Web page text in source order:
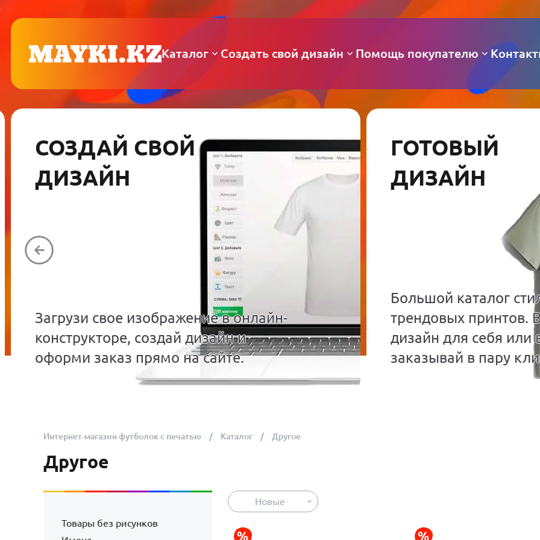
Каталог Создать свой дизайн Помощь покупателю
СОЗДАЙ СВОЙ
ДИЗАЙН
Загрузи свое изображение в онлайн-
конструкторе, создай дизайн и
оформи заказ прямо на сайте.
ГОТОВЫЙ
ДИЗАЙН
Большой каталог
трендовых принтов.
дизайн для себя или
заказывай в пару
Интернет-магазин футболок с печатью Каталог Другое
Другое
Товары без рисунков
Новые